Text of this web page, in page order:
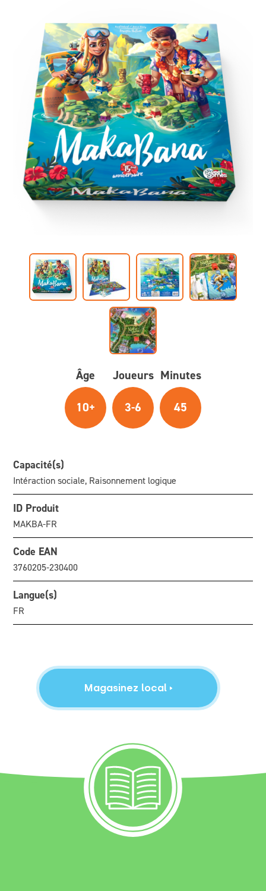
Âge
10+
Joueurs
3-6
Minutes
45
Capacité(s)
Intéraction sociale, Raisonnement logique
ID Produit
MAKBA-FR
Code EAN
3760205-230400
Langue(s)
FR
Magasinez local